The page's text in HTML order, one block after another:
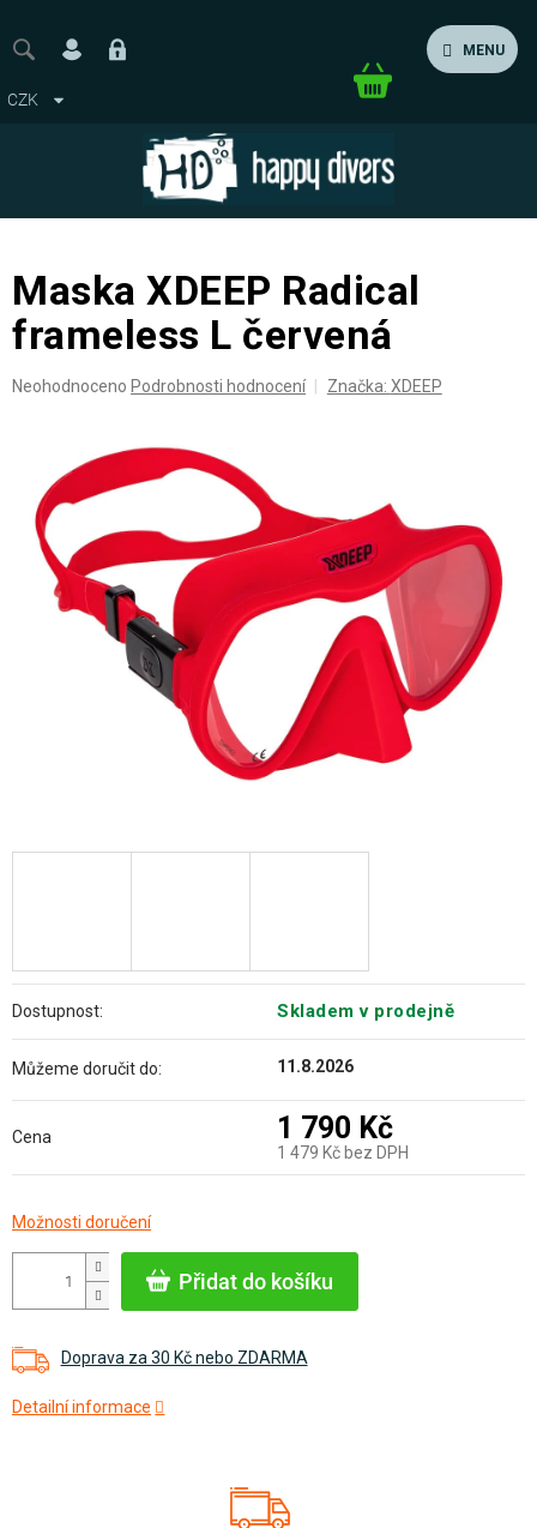
obsah
MENU
CZK
Nákupní
Maska XDEEP Radical
frameless L červená
Průměrné
hvězdiček.
Neohodnoceno Podrobnosti hodnocení Značka: XDEEP
Přidat do košíku
Doprava za 30 Kč nebo ZDARMA
Detailní informace
Dostupnost: Skladem v prodejně
Můžeme doručit do: 11.8.2026
Cena 1 790 Kč
1 479 Kč bez DPH
cena:
Možnosti doručení